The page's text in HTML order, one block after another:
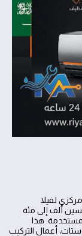
لفيلا
ألف إلى مئة
هذا
أعمال التركيب